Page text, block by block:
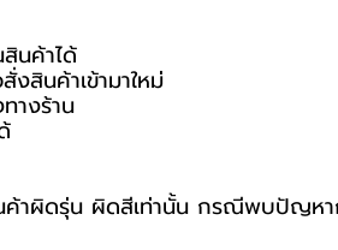
นค้าได้
สินค้าเข้ามาใหม่
างร้าน
าผิดรุ่น ผิดสีเท่านั้น กรณีพบปัญหา